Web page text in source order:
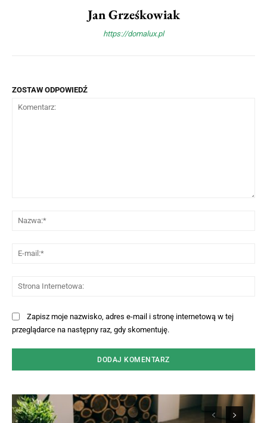
Jan Grześkowiak
https://domalux.pl
ZOSTAW ODPOWIEDŹ
Zapisz moje nazwisko, adres e-mail i stronę internetową w tej
przeglądarce na następny raz, gdy skomentuję.